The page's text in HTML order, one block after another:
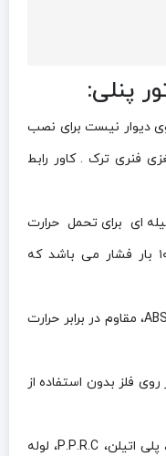
پنلی:
دیوار نیست برای نصب
فنری ترک . کاور رابط
ای برای تحمل حرارت
سیال تا ۱۱۰ درجه سانتیگراد و ۱۰ بار فشار می باشد که
-دسته های ساخته شده از مواد ABS، مقاوم در برابر حرارت
فلز بدون استفاده از
-قابل استفاده با لوله های فلزی، پلی اتیلن، P.P.R.C، لوله